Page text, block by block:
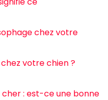
chez votre
votre chien ?
: est-ce une bonne